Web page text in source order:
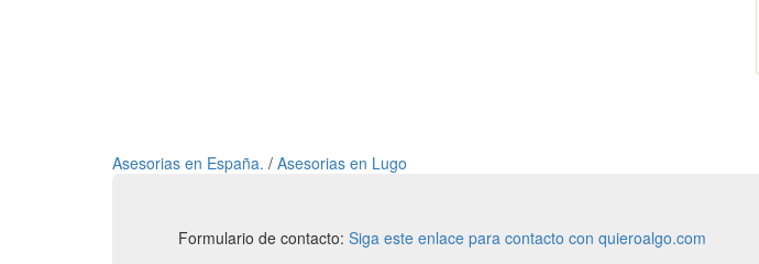
Asesorias en España. / Asesorias en Lugo
Formulario de contacto: Siga este enlace para contacto con quieroalgo.com